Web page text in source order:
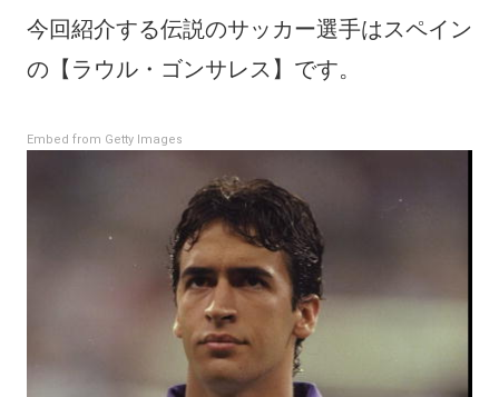
今回紹介する伝説のサッカー選手はスペイン
の【ラウル・ゴンサレス】です。
Embed from Getty Images